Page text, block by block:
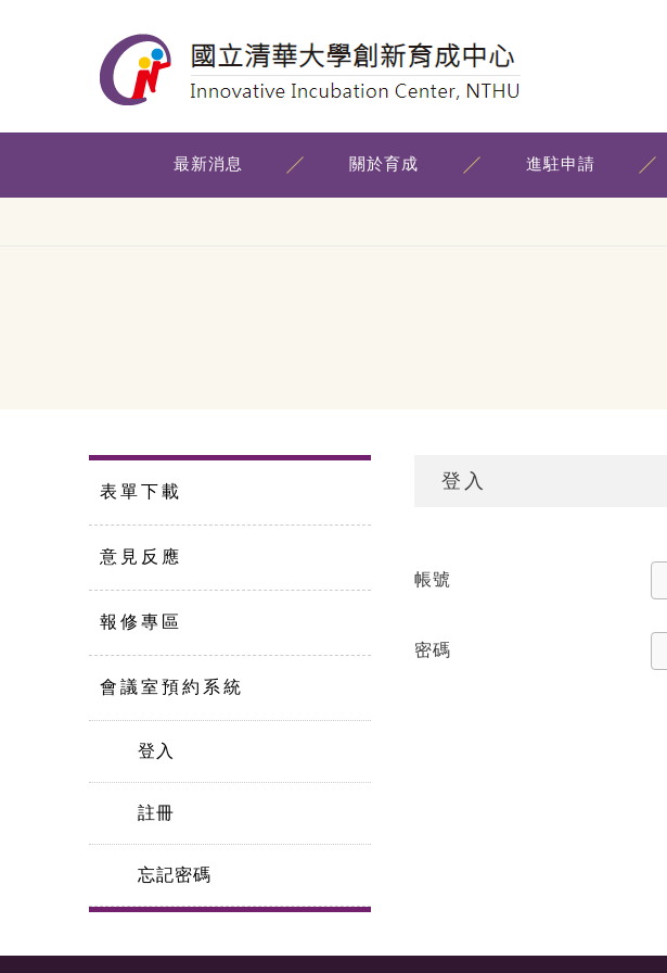
最新消息 關於育成 進駐申請
表單下載
意見反應
報修專區
會議室預約系統
登入
註冊
忘記密碼
登入
帳號
密碼